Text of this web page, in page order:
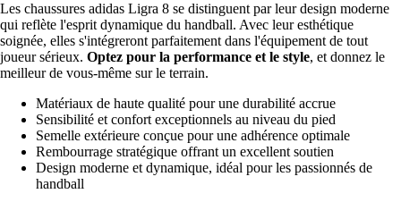
Les chaussures adidas Ligra 8 se distinguent par leur design moderne
qui reflète l'esprit dynamique du handball. Avec leur esthétique
soignée, elles s'intégreront parfaitement dans l'équipement de tout
joueur sérieux. Optez pour la performance et le style, et donnez le
meilleur de vous-même sur le terrain.
Matériaux de haute qualité pour une durabilité accrue
Sensibilité et confort exceptionnels au niveau du pied
Semelle extérieure conçue pour une adhérence optimale
Rembourrage stratégique offrant un excellent soutien
Design moderne et dynamique, idéal pour les passionnés de
handball